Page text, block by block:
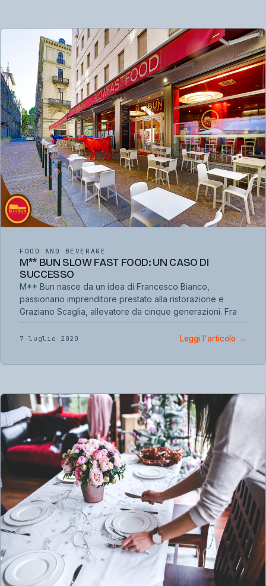
FOOD AND BEVERAGE
M** BUN SLOW FAST FOOD: UN CASO DI
SUCCESSO
M** Bun nasce da un idea di Francesco Bianco,
passionario imprenditore prestato alla ristorazione e
Graziano Scaglia, allevatore da cinque generazioni. Fra
7 luglio 2020 Leggi l'articolo →